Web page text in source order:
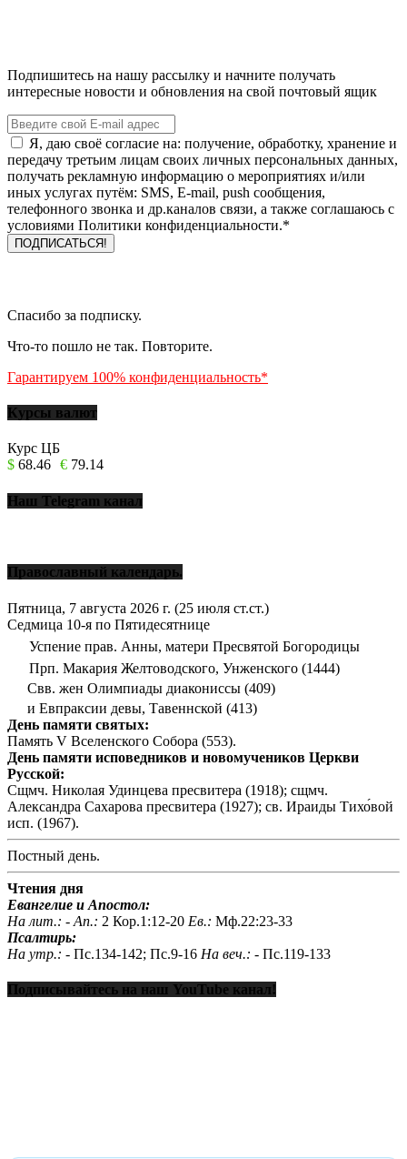
Подпишитесь на нашу рассылку и начните получать
интересные новости и обновления на свой почтовый ящик
Я, даю своё согласие на: получение, обработку, хранение и
передачу третьим лицам своих личных персональных данных,
получать рекламную информацию о мероприятиях и/или
иных услугах путём: SMS, E-mail, push сообщения,
телефонного звонка и др.каналов связи, а также соглашаюсь с
условиями Политики конфиденциальности.*
Спасибо за подписку.
Что-то пошло не так. Повторите.
Гарантируем 100% конфиденциальность*
Курсы валют
Курс ЦБ
$ 68.46 € 79.14
Наш Telegram канал
Православный календарь.
Пятница, 7 августа 2026 г. (25 июля ст.ст.)
Седмица 10-я по Пятидесятнице
Успение прав. Анны, матери Пресвятой Богородицы
Прп. Макария Желтоводского, Унженского (1444)
Свв. жен Олимпиады диакониссы (409)
и Евпраксии девы, Тавеннской (413)
День памяти святых:
Память V Вселенского Собора (553).
День памяти исповедников и новомучеников Церкви
Русской:
Сщмч. Николая Удинцева пресвитера (1918); сщмч.
Александра Сахарова пресвитера (1927); св. Ираиды Тихо́вой
исп. (1967).
Постный день.
Чтения дня
Евангелие и Апостол:
На лит.: - Ап.: 2 Кор.1:12-20 Ев.: Мф.22:23-33
Псалтирь:
На утр.: - Пс.134-142; Пс.9-16 На веч.: - Пс.119-133
Подписывайтесь на наш YouTube канал!